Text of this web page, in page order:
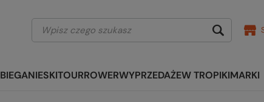
BIEGANIESKITOURROWERWYPRZEDAŻEW TROPIKIMARKI